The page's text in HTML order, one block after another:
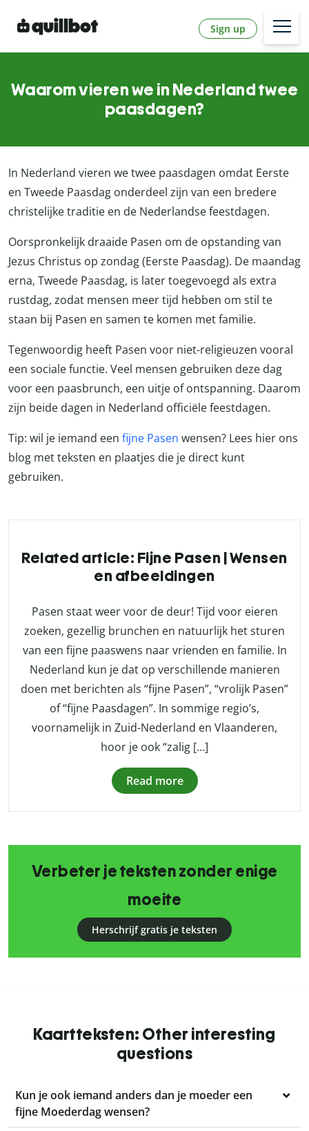
Sign up
Waarom vieren we in Nederland twee
paasdagen?
In Nederland vieren we twee paasdagen omdat Eerste
en Tweede Paasdag onderdeel zijn van een bredere
christelijke traditie en de Nederlandse feestdagen.
Oorspronkelijk draaide Pasen om de opstanding van
Jezus Christus op zondag (Eerste Paasdag). De maandag
erna, Tweede Paasdag, is later toegevoegd als extra
rustdag, zodat mensen meer tijd hebben om stil te
staan bij Pasen en samen te komen met familie.
Tegenwoordig heeft Pasen voor niet-religieuzen vooral
een sociale functie. Veel mensen gebruiken deze dag
voor een paasbrunch, een uitje of ontspanning. Daarom
zijn beide dagen in Nederland officiële feestdagen.
Tip: wil je iemand een fijne Pasen wensen? Lees hier ons
blog met teksten en plaatjes die je direct kunt
gebruiken.
Related article: Fijne Pasen | Wensen
en afbeeldingen
Pasen staat weer voor de deur! Tijd voor eieren
zoeken, gezellig brunchen en natuurlijk het sturen
van een fijne paaswens naar vrienden en familie. In
Nederland kun je dat op verschillende manieren
doen met berichten als “fijne Pasen”, “vrolijk Pasen”
of “fijne Paasdagen”. In sommige regio’s,
voornamelijk in Zuid-Nederland en Vlaanderen,
hoor je ook “zalig […]
Read more
Verbeter je teksten zonder enige
moeite
Herschrijf gratis je teksten
Kaartteksten: Other interesting
questions
Kun je ook iemand anders dan je moeder een
fijne Moederdag wensen?